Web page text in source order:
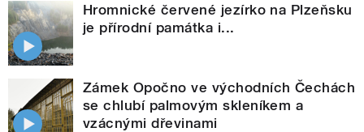
Hromnické červené jezírko na Plzeňsku
je přírodní památka i...
Zámek Opočno ve východních Čechách
se chlubí palmovým skleníkem a
vzácnými dřevinami